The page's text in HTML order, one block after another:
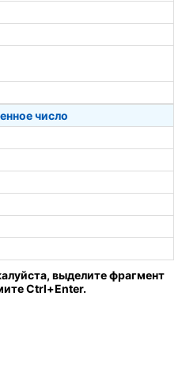
число
выделите фрагмент
Ctrl+Enter.